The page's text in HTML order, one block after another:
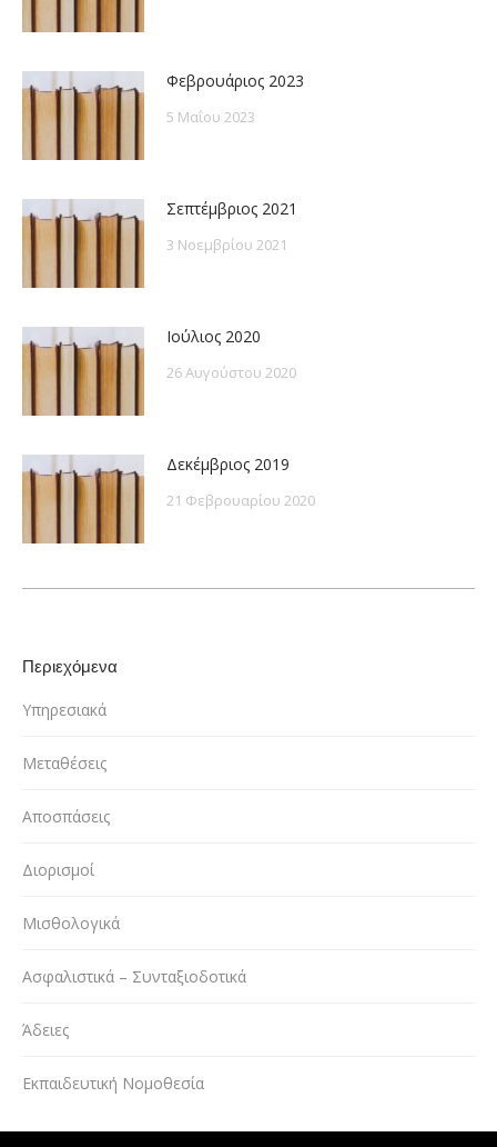
Φεβρουάριος 2023
5 Μαΐου 2023
Σεπτέμβριος 2021
3 Νοεμβρίου 2021
Ιούλιος 2020
26 Αυγούστου 2020
Δεκέμβριος 2019
21 Φεβρουαρίου 2020
Περιεχόμενα
Υπηρεσιακά
Μεταθέσεις
Αποσπάσεις
Διορισμοί
Μισθολογικά
Ασφαλιστικά – Συνταξιοδοτικά
Άδειες
Εκπαιδευτική Νομοθεσία